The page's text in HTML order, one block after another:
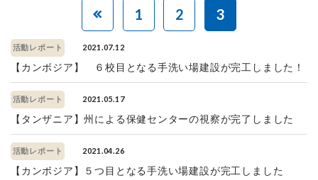
1 2 3
活動レポート 2021.07.12
【カンボジア】 ６校目となる手洗い場建設が完工しました！
活動レポート 2021.05.17
【タンザニア】州による保健センターの視察が完了しました
活動レポート 2021.04.26
【カンボジア】５つ目となる手洗い場建設が完工しました